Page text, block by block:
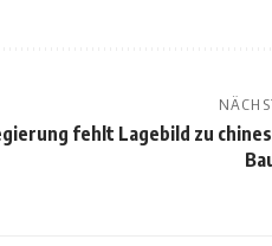
fehlt Lagebild zu